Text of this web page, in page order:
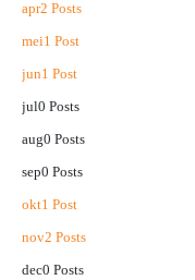
apr2 Posts
mei1 Post
jun1 Post
jul0 Posts
aug0 Posts
sep0 Posts
okt1 Post
nov2 Posts
dec0 Posts